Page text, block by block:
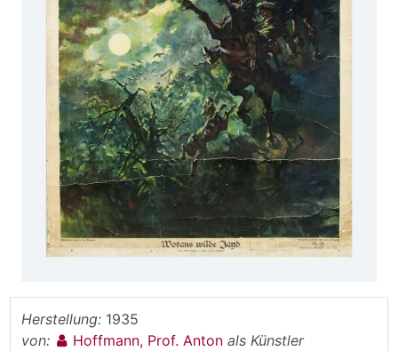
Herstellung: 1935
von:
Hoffmann, Prof. Anton als Künstler